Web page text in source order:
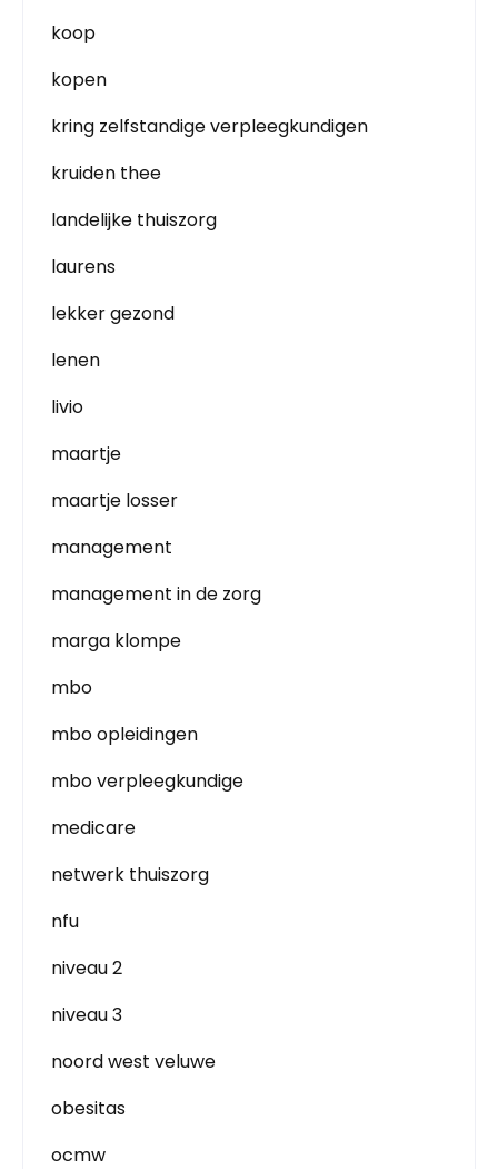
koop
kopen
kring zelfstandige verpleegkundigen
kruiden thee
landelijke thuiszorg
laurens
lekker gezond
lenen
livio
maartje
maartje losser
management
management in de zorg
marga klompe
mbo
mbo opleidingen
mbo verpleegkundige
medicare
netwerk thuiszorg
nfu
niveau 2
niveau 3
noord west veluwe
obesitas
ocmw